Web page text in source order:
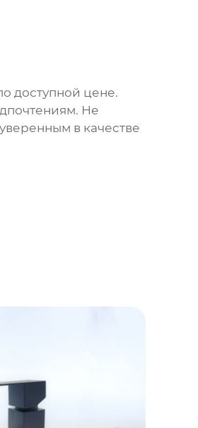
доступной цене.
Не
в качестве